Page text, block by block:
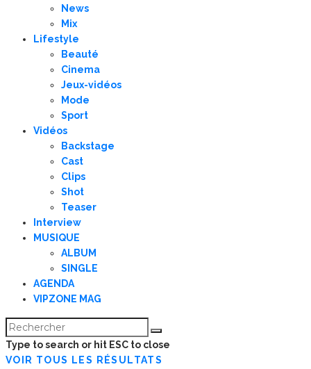
News
Mix
Lifestyle
Beauté
Cinema
Jeux-vidéos
Mode
Sport
Vidéos
Backstage
Cast
Clips
Shot
Teaser
Interview
MUSIQUE
ALBUM
SINGLE
AGENDA
VIPZONE MAG
Type to search or hit ESC to close
VOIR TOUS LES RÉSULTATS